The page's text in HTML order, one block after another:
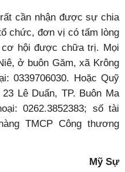
cần nhận được sự chia
chức, đơn vị có tấm lòng
cơ hội được chữa trị. Mọi
ở buôn Găm, xã Krông
0339706030. Hoặc Quỹ
Lê Duẩn, TP. Buôn Ma
0262.3852383; số tài
TMCP Công thương
Mỹ Sự